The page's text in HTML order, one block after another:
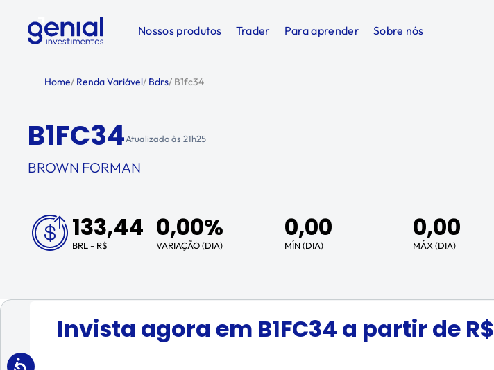
Nossos produtos Trader Para aprender Sobre nós
Home/ Renda Variável/ Bdrs/ B1fc34
B1FC34Atualizado às 21h25
BROWN FORMAN
133,44
BRL - R$
0,00%
VARIAÇÃO (DIA)
0,00
MÍN (DIA)
0,00
MÁX (DIA)
Invista agora em B1FC34 a partir de R$